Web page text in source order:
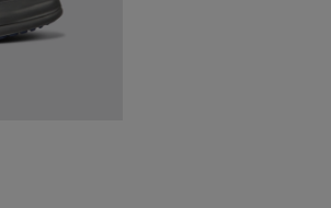
negros de piel para hombre
Botines verde oscuro de piel para hombre